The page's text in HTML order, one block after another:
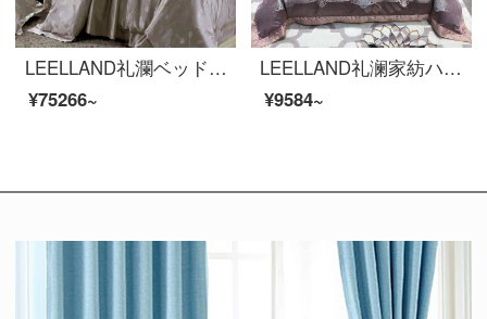
LEELLAND礼瀾ベッド用品の家庭用紡績シルクジャカードシルク寝具四点セットの両面100%シルク220*240 cmシューマン1.8-2.0メートルベッド/220*240 cm布団カバー
¥75266~
LEELLAND礼澜家紡ハイエンド100本のオーディションT 500欧式軽奢全綿ジャカードベッド用品四点セットベッド用品セット伊莉莎1.8-22.0メートルベッド/220*240 cm
¥9584~